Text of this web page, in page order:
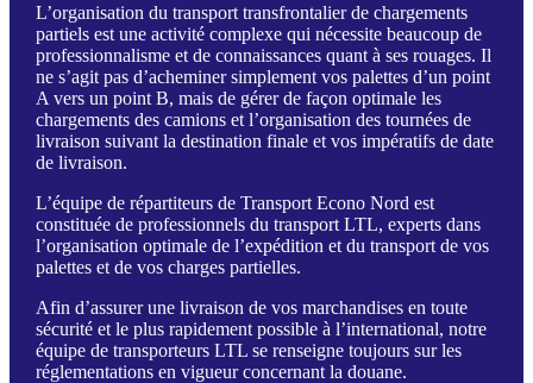
L’organisation du transport transfrontalier de chargements
partiels est une activité complexe qui nécessite beaucoup de
professionnalisme et de connaissances quant à ses rouages. Il
ne s’agit pas d’acheminer simplement vos palettes d’un point
A vers un point B, mais de gérer de façon optimale les
chargements des camions et l’organisation des tournées de
livraison suivant la destination finale et vos impératifs de date
de livraison.
L’équipe de répartiteurs de Transport Econo Nord est
constituée de professionnels du transport LTL, experts dans
l’organisation optimale de l’expédition et du transport de vos
palettes et de vos charges partielles.
Afin d’assurer une livraison de vos marchandises en toute
sécurité et le plus rapidement possible à l’international, notre
équipe de transporteurs LTL se renseigne toujours sur les
réglementations en vigueur concernant la douane.